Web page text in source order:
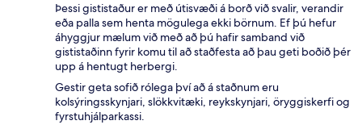
Þessi gististaður er með útisvæði á borð við svalir, verandir
eða palla sem henta mögulega ekki börnum. Ef þú hefur
áhyggjur mælum við með að þú hafir samband við
gististaðinn fyrir komu til að staðfesta að þau geti boðið þér
upp á hentugt herbergi.
Gestir geta sofið rólega því að á staðnum eru
kolsýringsskynjari, slökkvitæki, reykskynjari, öryggiskerfi og
fyrstuhjálparkassi.